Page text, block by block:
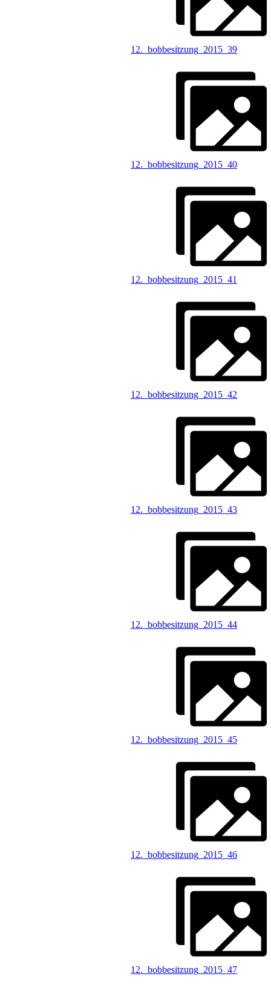
12._bobbesitzung_2015_39
12._bobbesitzung_2015_40
12._bobbesitzung_2015_41
12._bobbesitzung_2015_42
12._bobbesitzung_2015_43
12._bobbesitzung_2015_44
12._bobbesitzung_2015_45
12._bobbesitzung_2015_46
12._bobbesitzung_2015_47